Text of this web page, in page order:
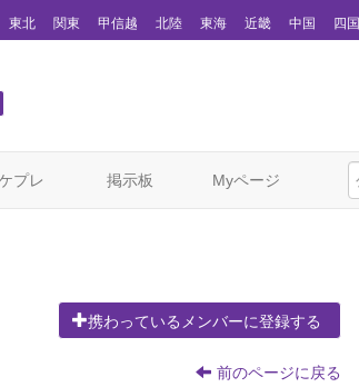
東北 関東 甲信越 北陸 東海 近畿 中国 四国
プレ 掲示板 Myページ
携わっているメンバーに登録する
前のページに戻る